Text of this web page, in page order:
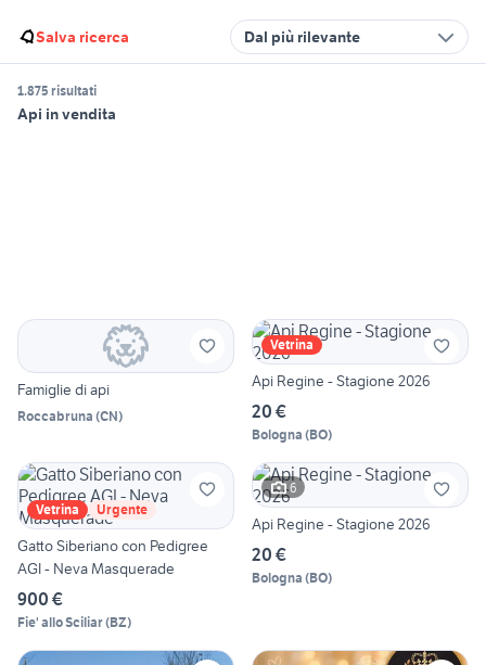
Salva ricerca Dal più rilevante
1.875 risultati
Api in vendita
Famiglie di api
Roccabruna (CN)
Vetrina
Api Regine - Stagione 2026
20 €
Bologna (BO)
Vetrina Urgente
Gatto Siberiano con Pedigree
AGI - Neva Masquerade
900 €
Fie' allo Sciliar(BZ)
6
Api Regine - Stagione 2026
20 €
Bologna (BO)